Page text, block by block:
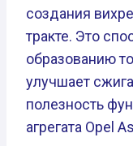
создания
тракте. Это
образованию
улучшает
полезность
агрегата Opel